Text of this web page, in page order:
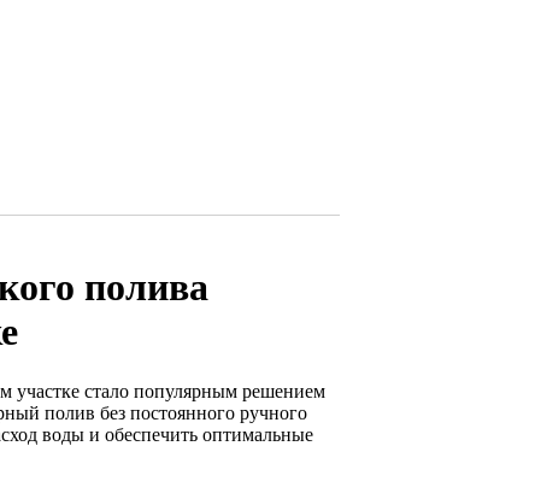
полива
участке стало популярным решением
полив без постоянного ручного
воды и обеспечить оптимальные